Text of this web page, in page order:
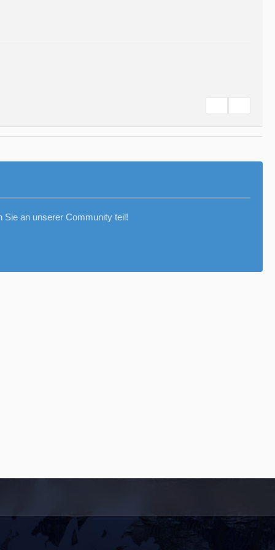
Sie an unserer Community teil!